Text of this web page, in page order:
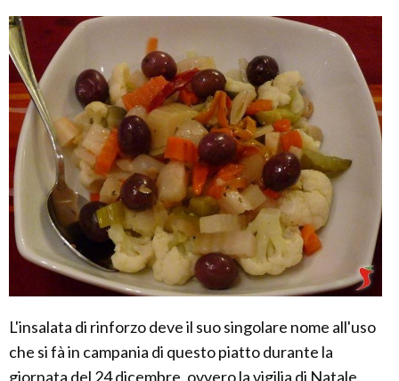
L'insalata di rinforzo deve il suo singolare nome all'uso
che si fà in campania di questo piatto durante la
giornata del 24 dicembre, ovvero la vigilia di Natale,